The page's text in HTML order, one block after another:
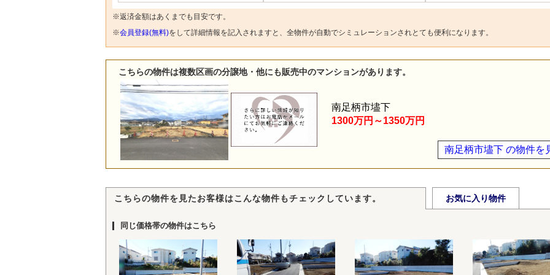
※返済金額はあくまでも目安です。
※会員登録(無料)をして詳細情報を記入されますと、全物件が自動でシミュレーションされとても便利になります。
こちらの物件は複数区画の分譲地・他にも販売中のマンションがあります。
南足柄市壗下 の物件を
南足柄市壗下
1300万円～1350万円
こちらの物件を見たお客様はこんな物件もチェックしています。 お気に入り物件
同じ価格帯の物件はこちら